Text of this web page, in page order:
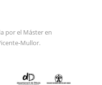
por el Máster en
Mullor.